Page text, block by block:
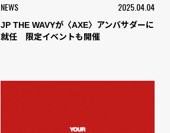
NEWS 2025.04.04
JP THE WAVYが〈AXE〉アンバサダーに
就任 限定イベントも開催